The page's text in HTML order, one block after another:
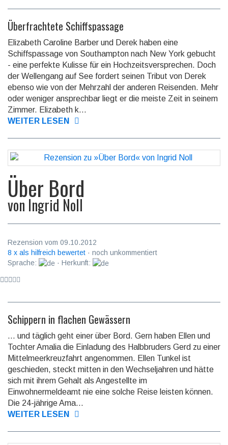
Überfrachtete Schiffspassage
Elizabeth Caroline Barber und Derek haben eine
Schiffspassage von Southampton nach New York gebucht
- eine perfekte Kulisse für ein Hochzeitsversprechen. Doch
der Wellengang auf See fordert seinen Tribut von Derek
ebenso wie von der Mehrzahl der anderen Reisenden. Mehr
oder weniger ansprechbar liegt er die meiste Zeit in seinem
Zimmer. Elizabeth k...
WEITER LESEN
Über Bord
von Ingrid Noll
Rezension vom 09.10.2012
8 x als hilfreich bewertet · noch unkommentiert
Sprache:
· Herkunft:
Schippern in flachen Gewässern
… und täglich geht einer über Bord. Gern haben Ellen und
Tochter Amalia die Einladung des Halbbruders Gerd zu einer
Mittelmeerkreuzfahrt angenommen. Ellen Tunkel ist
geschieden, steckt mitten in den Wechseljahren und hätte
sich mit ihrem Gehalt als Angestellte im
Einwohnermeldeamt nie eine solche Reise leisten können.
Die 24-jährige Ama...
WEITER LESEN